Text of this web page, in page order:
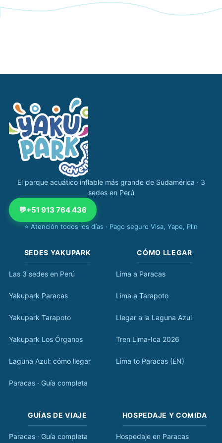
Navegación completa Yakupark
El parque acuático inflable más grande de Sudamérica · 3
sedes en Perú
💬+51 913 764 436
⭐ Atención todos los días · Pago seguro Visa, Yape, Plin
SEDES YAKUPARK
Las 3 sedes en Perú
Yakupark Paracas
Yakupark Tarapoto
Yakupark Los Órganos
Laguna Azul: cómo llegar
Paracas · Guía completa
CÓMO LLEGAR
Lima a Paracas
Lima a Tarapoto
Llegar a la Laguna Azul
Tren Lima-Ica 2026
Lima to Paracas (EN)
GUÍAS DE VIAJE
Paracas · Guía completa
HOSPEDAJE Y COMIDA
Hospedaje en Paracas